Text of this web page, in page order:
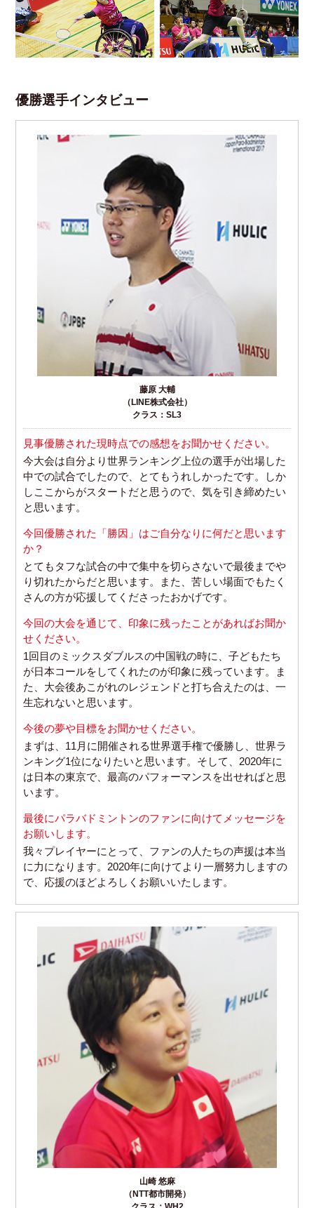
優勝選手インタビュー
藤原 大輔
（LINE株式会社）
クラス：SL3
見事優勝された現時点での感想をお聞かせください。
今大会は自分より世界ランキング上位の選手が出場した
中での試合でしたので、とてもうれしかったです。しか
しここからがスタートだと思うので、気を引き締めたい
と思います。
今回優勝された「勝因」はご自分なりに何だと思います
か？
とてもタフな試合の中で集中を切らさないで最後までや
り切れたからだと思います。
また、苦しい場面でもたく
さんの方が応援してくださったおかげです。
今回の大会を通じて、印象に残ったことがあればお聞か
せください。
1回目のミックスダブルスの中国戦の時に、子どもたち
が日本コールをしてくれたのが印象に残っています。ま
た、大会後あこがれのレジェンドと打ち合えたのは、一
生忘れないと思います。
今後の夢や目標をお聞かせください。
まずは、11月に開催される世界選手権で優勝し、世界ラ
ンキング1位になりたいと思います。そして、2020年に
は日本の東京で、最高のパフォーマンスを出せればと思
います。
最後にパラバドミントンのファンに向けてメッセージを
お願いします。
我々プレイヤーにとって、ファンの人たちの声援は本当
に力になります。 2020年に向けてより一層努力しますの
で、応援のほどよろしくお願いいたします。
山崎 悠麻
（NTT都市開発）